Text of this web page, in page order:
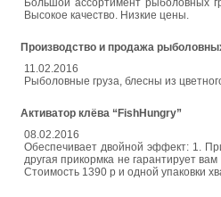
Большой ассортимент рыболовных
Высокое качество. Низкие цены.
Производство и продажа
11.02.2016
Рыболовные груза, блесны из
Активатор клёва “FishHungry”
08.02.2016
Обеспечивает двойной эффект: 1.
другая прикормка не гарантирует
Стоимость 1390 р и одной упаковки